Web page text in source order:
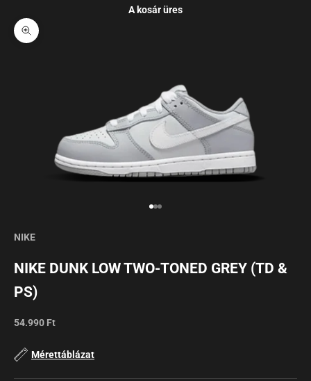
A kosár üres
NIKE
NIKE DUNK LOW TWO-TONED GREY (TD &
PS)
Sale
54.990 Ft
Mérettáblázat